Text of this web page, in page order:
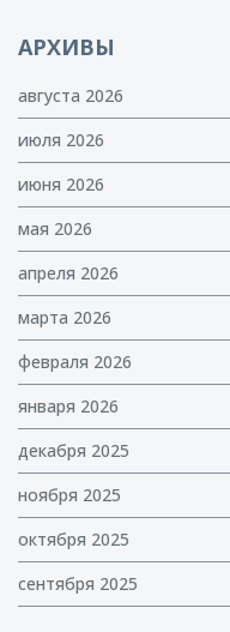
АРХИВЫ
августа 2026
июля 2026
июня 2026
мая 2026
апреля 2026
марта 2026
февраля 2026
января 2026
декабря 2025
ноября 2025
октября 2025
сентября 2025